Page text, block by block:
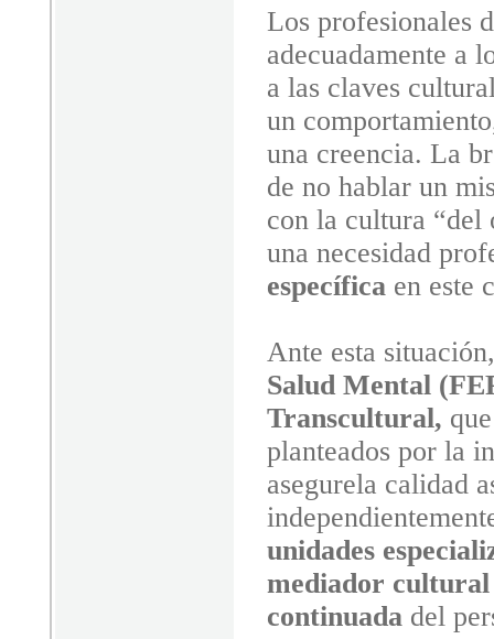
Los profesionales
adecuadamente a
a las claves
un
una creencia. La
de no hablar un
con la cultura “del
una necesidad
específica en este
Ante esta
Salud Mental
Transcultural,
planteados por la
asegurela calidad
unidades
mediador
continuada del